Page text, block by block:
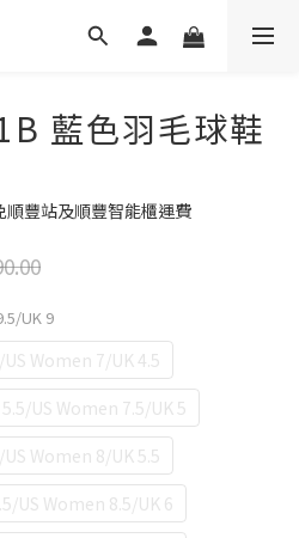
藍色羽毛球鞋
豐站及順豐智能櫃運費
UK 9
Women 7/UK 4.5
US Women 7.5/UK 5
Women 8/UK 5.5
US Women 8.5/UK 6